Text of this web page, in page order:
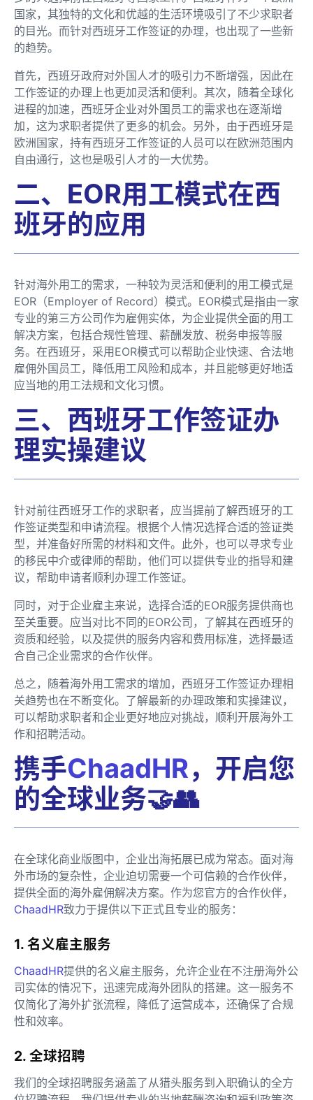
国家，其独特的文化和优越的生活环境吸引了不少求职者
的目光。而针对西班牙工作签证的办理，也出现了一些新
的趋势。
首先，西班牙政府对外国人才的吸引力不断增强，因此在
工作签证的办理上也更加灵活和便利。其次，随着全球化
进程的加速，西班牙企业对外国员工的需求也在逐渐增
加，这为求职者提供了更多的机会。另外，由于西班牙是
欧洲国家，持有西班牙工作签证的人员可以在欧洲范围内
自由通行，这也是吸引人才的一大优势。
二、EOR用工模式在西
班牙的应用
针对海外用工的需求，一种较为灵活和便利的用工模式是
EOR（Employer of Record）模式。EOR模式是指由一家
专业的第三方公司作为雇佣实体，为企业提供全面的用工
解决方案，包括合规性管理、薪酬发放、税务申报等服
务。在西班牙，采用EOR模式可以帮助企业快速、合法地
雇佣外国员工，降低用工风险和成本，并且能够更好地适
应当地的用工法规和文化习惯。
三、西班牙工作签证办
理实操建议
针对前往西班牙工作的求职者，应当提前了解西班牙的工
作签证类型和申请流程。根据个人情况选择合适的签证类
型，并准备好所需的材料和文件。此外，也可以寻求专业
的移民中介或律师的帮助，他们可以提供专业的指导和建
议，帮助申请者顺利办理工作签证。
同时，对于企业雇主来说，选择合适的EOR服务提供商也
至关重要。应当对比不同的EOR公司，了解其在西班牙的
资质和经验，以及提供的服务内容和费用标准，选择最适
合自己企业需求的合作伙伴。
总之，随着海外用工需求的增加，西班牙工作签证办理相
关趋势也在不断变化。了解最新的办理政策和实操建议，
可以帮助求职者和企业更好地应对挑战，顺利开展海外工
作和招聘活动。
携手ChaadHR，开启您
的全球业务🤝👥
在全球化商业版图中，企业出海拓展已成为常态。面对海
外市场的复杂性，企业迫切需要一个可信赖的合作伙伴，
提供全面的海外雇佣解决方案。作为您官方的合作伙伴，
ChaadHR致力于提供以下正式且专业的服务：
1. 名义雇主服务
ChaadHR提供的名义雇主服务，允许企业在不注册海外公
司实体的情况下，迅速完成海外团队的搭建。这一服务不
仅简化了海外扩张流程，降低了运营成本，还确保了合规
性和效率。
2. 全球招聘
我们的全球招聘服务涵盖了从猎头服务到入职确认的全方